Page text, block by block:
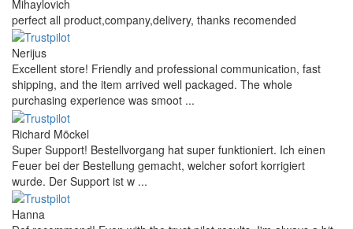
Vaše vprašanje
Dodaj vprašanje
Ocene naših strank
Reviews 79 • Excellent